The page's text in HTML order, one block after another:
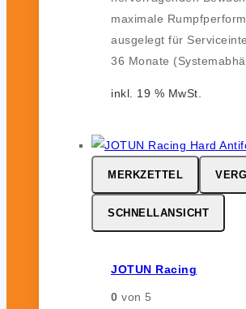
maximale
ausgelegt für
36 Monate
inkl. 19 % MwSt.
MERKZETTEL
SCHNELLANSICHT
JOTUN Racing
0 von 5